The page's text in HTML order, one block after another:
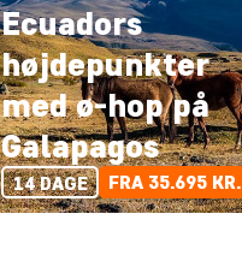
Ecuadors
højdepunkter
med ø-hop på
Galapagos
14 DAGE FRA 35.695 KR.